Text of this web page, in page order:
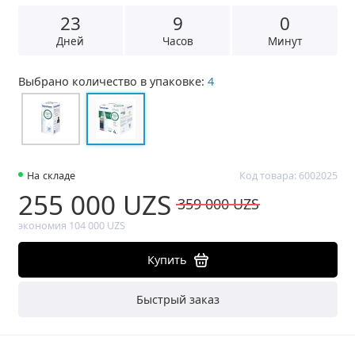
23
Дней
8
Часов
59
Минут
На складе Код товара: 6002025
255 000 UZS 359 000 UZS
экономия 104 000 UZS
Купить
Быстрый заказ
Выбрано количество в упаковке: 4